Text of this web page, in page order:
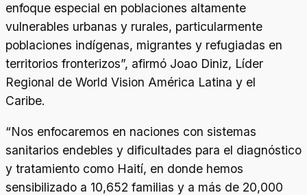
enfoque especial en poblaciones altamente
vulnerables urbanas y rurales, particularmente
poblaciones indígenas, migrantes y refugiadas en
territorios fronterizos”, afirmó Joao Diniz, Líder
Regional de World Vision América Latina y el
Caribe.
“Nos enfocaremos en naciones con sistemas
sanitarios endebles y dificultades para el diagnóstico
y tratamiento como Haití, en donde hemos
sensibilizado a 10,652 familias y a más de 20,000